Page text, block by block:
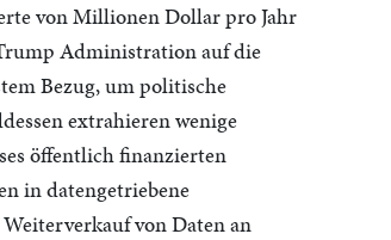
von Millionen Dollar pro Jahr
Administration auf die
Bezug, um politische
extrahieren wenige
öffentlich finanzierten
in datengetriebene
von Daten an